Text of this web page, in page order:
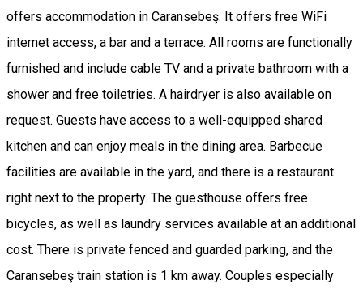
offers accommodation in Caransebeş. It offers free WiFi
internet access, a bar and a terrace. All rooms are functionally
furnished and include cable TV and a private bathroom with a
shower and free toiletries. A hairdryer is also available on
request. Guests have access to a well-equipped shared
kitchen and can enjoy meals in the dining area. Barbecue
facilities are available in the yard, and there is a restaurant
right next to the property. The guesthouse offers free
bicycles, as well as laundry services available at an additional
cost. There is private fenced and guarded parking, and the
Caransebeş train station is 1 km away. Couples especially